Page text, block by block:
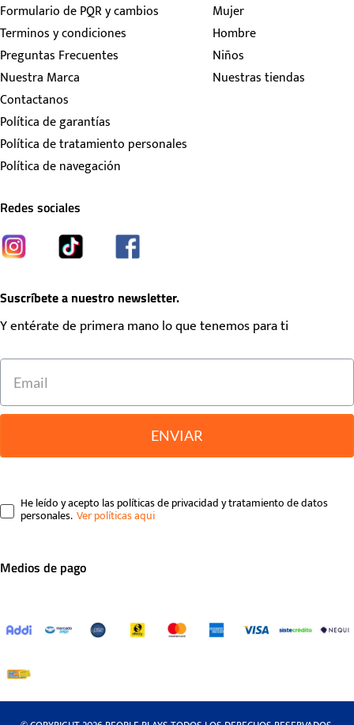
Formulario de PQR y cambios
Terminos y condiciones
Preguntas Frecuentes
Nuestra Marca
Contactanos
Política de garantías
Política de tratamiento personales
Política de navegación
Mujer
Hombre
Niños
Nuestras tiendas
Redes sociales
Suscríbete a nuestro newsletter.
Y entérate de primera mano lo que tenemos para ti
ENVIAR
He leído y acepto las políticas de privacidad y tratamiento de datos
personales.
Medios de pago